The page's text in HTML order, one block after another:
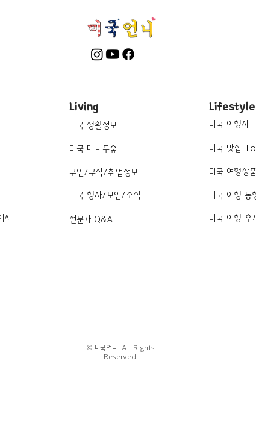
Living
미국 생활정보
미국 대나무숲
구인/구직/취업정보
미국 행사/모임/소식
전문가 Q&A
Lifestyle
미국 여행지
미국 맛집
미국 여행상품
미국 여행 동
미국 여행 후기
© 미국언니. All Rights
Reserved.